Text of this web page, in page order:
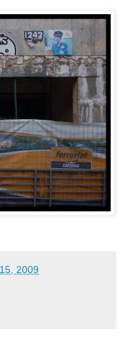
2009